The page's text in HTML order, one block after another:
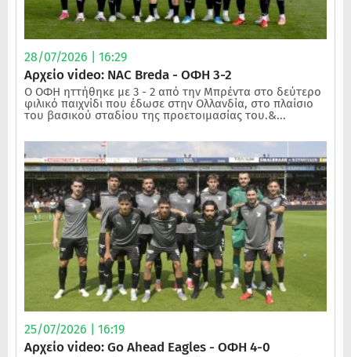
28/07/2026 | 16:29
Αρχείο video: NAC Breda - ΟΦΗ 3-2
Ο ΟΦΗ ηττήθηκε με 3 - 2 από την Μπρέντα στο δεύτερο
φιλικό παιχνίδι που έδωσε στην Ολλανδία, στο πλαίσιο
του βασικού σταδίου της προετοιμασίας του.&...
25/07/2026 | 16:19
Αρχείο video: Go Ahead Eagles - ΟΦΗ 4-0